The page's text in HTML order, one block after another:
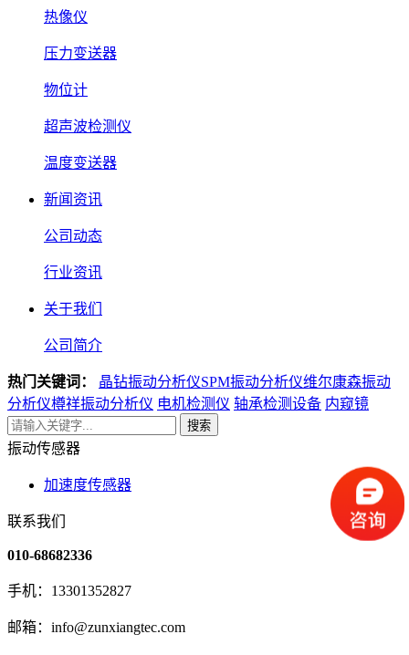
热像仪
压力变送器
物位计
超声波检测仪
温度变送器
新闻资讯
公司动态
行业资讯
关于我们
公司简介
热门关键词： 晶钻振动分析仪SPM振动分析仪维尔康森振动
分析仪樽祥振动分析仪 电机检测仪 轴承检测设备 内窥镜
搜索
振动传感器
加速度传感器
联系我们
010-68682336
手机：13301352827
邮箱：info@zunxiangtec.com